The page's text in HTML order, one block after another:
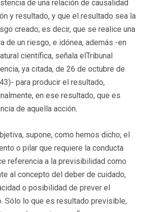
de una relación de causalidad
y resultado, y que el resultado sea la
creado; es decir, que se realice una
de un riesgo, e idónea, además -en
científica, señala elTribunal
ya citada, de 26 de octubre de
para producir el resultado,
en ese resultado, que es
de aquella acción.
supone, como hemos dicho, el
o pilar que requiere la conducta
referencia a la previsibilidad como
al concepto del deber de cuidado,
o posibilidad de prever el
Sólo lo que es resultado previsible,